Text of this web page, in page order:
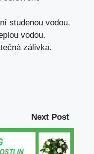
studenou vodou,
vodou.
zálivka.
Next Post